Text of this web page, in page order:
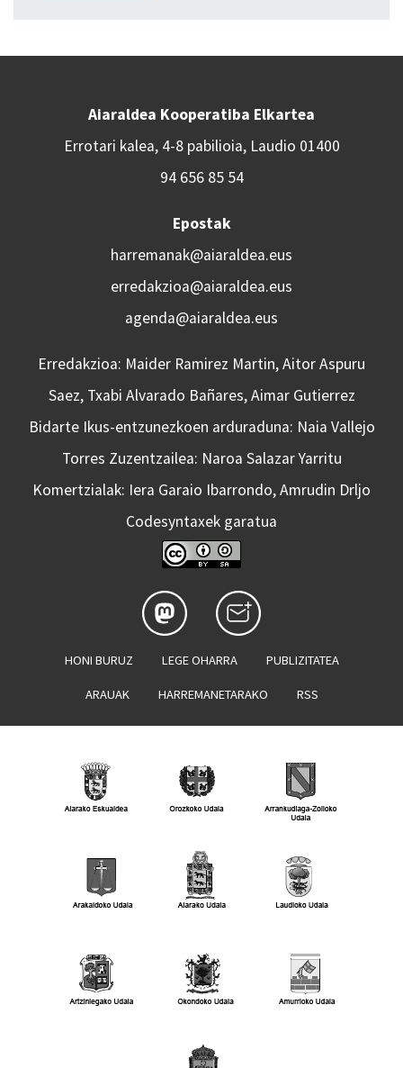
Aiaraldea Kooperatiba Elkartea
Errotari kalea, 4-8 pabilioia, Laudio 01400
94 656 85 54
Epostak
harremanak@aiaraldea.eus
erredakzioa@aiaraldea.eus
agenda@aiaraldea.eus
Erredakzioa: Maider Ramirez Martin, Aitor Aspuru
Saez, Txabi Alvarado Bañares, Aimar Gutierrez
Bidarte Ikus-entzunezkoen arduraduna: Naia Vallejo
Torres Zuzentzailea: Naroa Salazar Yarritu
Komertzialak: Iera Garaio Ibarrondo, Amrudin Drljo
Codesyntaxek garatua
HONI BURUZ LEGE OHARRA PUBLIZITATEA
ARAUAK HARREMANETARAKO RSS